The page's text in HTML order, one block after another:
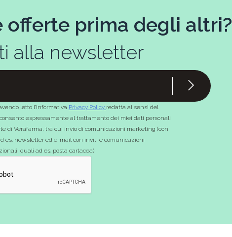
offerte prima degli altri?
alla newsletter
letto l’informativa Privacy Policy redatta ai sensi del
espressamente al trattamento dei miei dati personali
di Verafarma, tra cui invio di comunicazioni marketing (con
es. newsletter ed e-mail con inviti e comunicazioni
quali ad es. posta cartacea)